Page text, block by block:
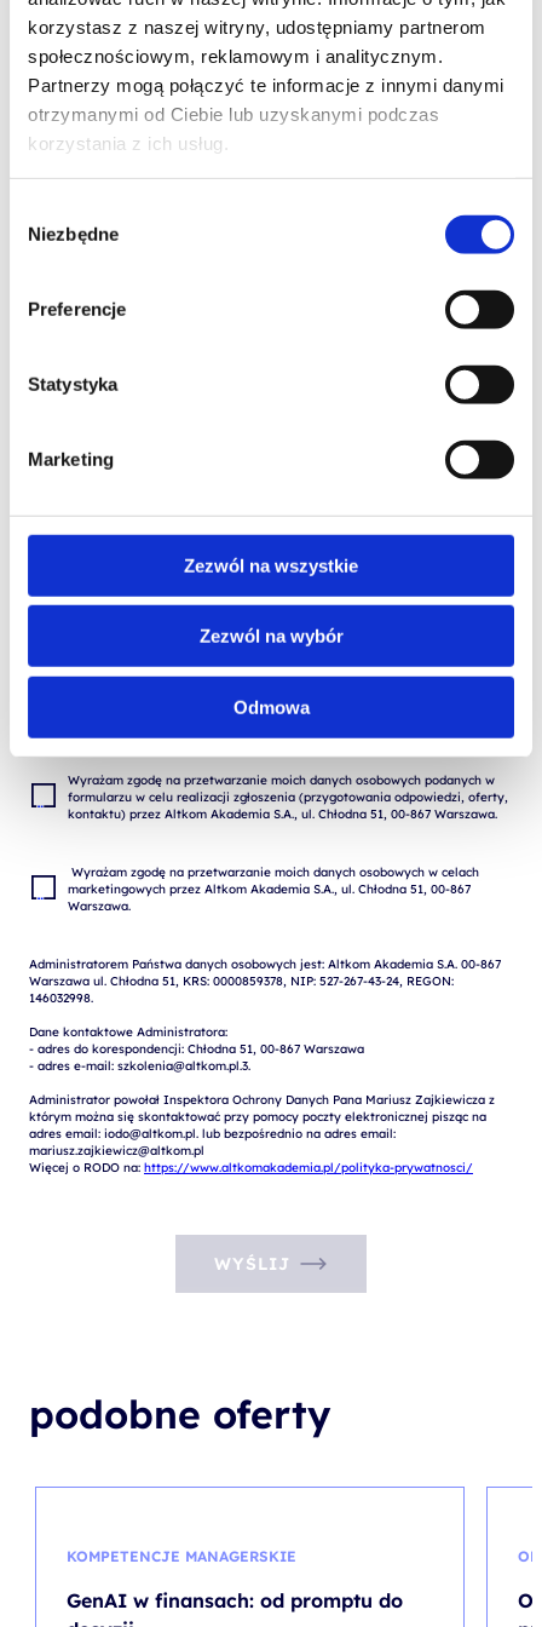
korzystasz z naszej witryny, udostępniamy partnerom
społecznościowym, reklamowym i analitycznym.
Partnerzy mogą połączyć te informacje z innymi danymi
otrzymanymi od Ciebie lub uzyskanymi podczas
korzystania z ich usług.
zgody
Niezbędne
Preferencje
Statystyka
Marketing
Zezwól na wszystkie
Zezwól na wybór
Odmowa
EMAIL*
WOJEWÓDZTWO*
Wyrażam zgodę na przetwarzanie moich danych osobowych podanych w
formularzu w celu realizacji zgłoszenia (przygotowania odpowiedzi, oferty,
marketingowych przez Altkom Akademia S.A., ul. Chłodna 51, 00-867
Administratorem Państwa danych osobowych jest: Altkom Akademia S.A. 00-867
Warszawa ul. Chłodna 51, KRS: 0000859378, NIP: 527-267-43-24, REGON:
146032998.
Dane kontaktowe Administratora:
- adres do korespondencji: Chłodna 51, 00-867 Warszawa
- adres e-mail: szkolenia@altkom.pl.3.
Administrator powołał Inspektora Ochrony Danych Pana Mariusz Zajkiewicza z
którym można się skontaktować przy pomocy poczty elektronicznej pisząc na
adres email: iodo@altkom.pl. lub bezpośrednio na adres email:
mariusz.zajkiewicz@altkom.pl
Więcej o RODO na: https://www.altkomakademia.pl/polityka-prywatnosci/
WYŚLIJ
podobne oferty
KOMPETENCJE MANAGERSKIE
GenAI w finansach: od promptu do